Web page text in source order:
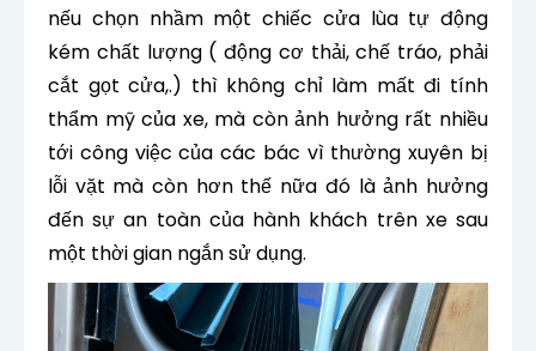
nếu chọn nhầm một chiếc cửa lùa tự động
kém chất lượng ( động cơ thải, chế tráo, phải
cắt gọt cửa,.) thì không chỉ làm mất đi tính
thẩm mỹ của xe, mà còn ảnh hưởng rất nhiều
tới công việc của các bác vì thường xuyên bị
lỗi vặt mà còn hơn thế nữa đó là ảnh hưởng
đến sự an toàn của hành khách trên xe sau
một thời gian ngắn sử dụng.